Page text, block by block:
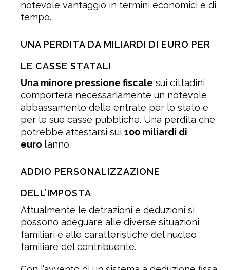
notevole vantaggio in termini economici e di
tempo.
UNA PERDITA DA MILIARDI DI EURO PER
LE CASSE STATALI
Una minore pressione fiscale sui cittadini
comporterà necessariamente un notevole
abbassamento delle entrate per lo stato e
per le sue casse pubbliche. Una perdita che
potrebbe attestarsi sui 100 miliardi di
euro l’anno.
ADDIO PERSONALIZZAZIONE
DELL’IMPOSTA
Attualmente le detrazioni e deduzioni si
possono adeguare alle diverse situazioni
familiari e alle caratteristiche del nucleo
familiare del contribuente.